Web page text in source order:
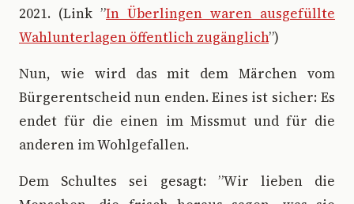
2021. (Link ”In Überlingen waren ausgefüllte
Wahlunterlagen öffentlich zugänglich”)
Nun, wie wird das mit dem Märchen vom
Bürgerentscheid nun enden. Eines ist sicher: Es
endet für die einen im Missmut und für die
anderen im Wohlgefallen.
Dem Schultes sei gesagt: ”Wir lieben die